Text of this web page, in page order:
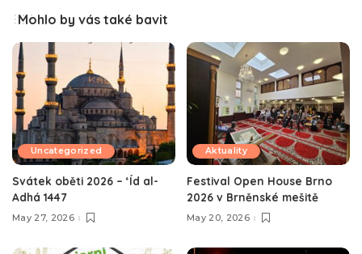
Mohlo by vás také bavit
Uncategorized
Svátek oběti 2026 – ‘Íd al-
Adhá 1447
May 27, 2026
Aktuality
Festival Open House Brno
2026 v Brněnské mešitě
May 20, 2026